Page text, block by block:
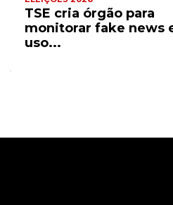
TSE cria órgão para
monitorar fake news
uso...